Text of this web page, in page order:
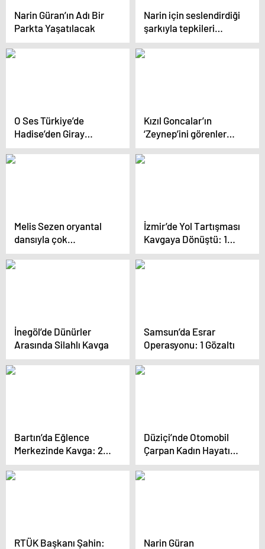
Narin Güran’ın Adı Bir
Parkta Yaşatılacak
Narin için seslendirdiği
şarkıyla tepkileri
çeken Hadise’den
eleştirilere yanıt geldi
O Ses Türkiye’de
Hadise’den Giray
Altınok’a şaşırtan teklif
Kızıl Goncalar’ın
‘Zeynep’ini görenler
dönüp bir daha baktı
Melis Sezen oryantal
dansıyla çok
konuşuldu
İzmir’de Yol Tartışması
Kavgaya Dönüştü: 1
Tutuklandı
İnegöl’de Dünürler
Arasında Silahlı Kavga
Samsun’da Esrar
Operasyonu: 1 Gözaltı
Bartın’da Eğlence
Merkezinde Kavga: 2
Gözaltı
Düziçi’nde Otomobil
Çarpan Kadın Hayatını
Kaybetti
RTÜK Başkanı Şahin:
Narin Güran